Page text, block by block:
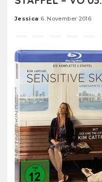
Posted
Jessica 6. November 2016